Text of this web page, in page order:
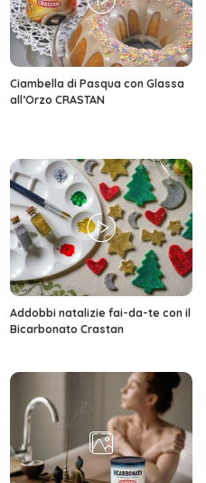
Ciambella di Pasqua con Glassa
all’Orzo CRASTAN
Addobbi natalizie fai-da-te con il
Bicarbonato Crastan